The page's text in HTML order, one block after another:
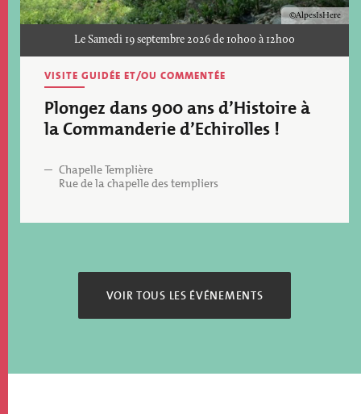
Copyright
AlpesIsHere
Le Samedi 19 septembre 2026 de 10h00 à 12h00
VISITE GUIDÉE ET/OU COMMENTÉE
Plongez dans 900 ans d’Histoire à
la Commanderie d’Echirolles !
Chapelle Templière
Rue de la chapelle des templiers
VOIR TOUS LES ÉVÉNEMENTS